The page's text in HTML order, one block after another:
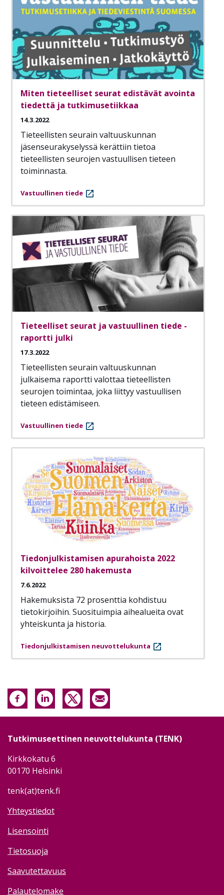
Miten tieteelliset seurat edistävät avointa
tiedettä ja tutkimusetiikkaa
14.3.2022
Tieteellisten seurain valtuuskunnan
jäsenseurakyselyssä kerättiin tietoa
tieteellisten seurojen vastuullisen tieteen
toiminnasta.
Vastuullinen tiede
Tieteelliset seurat ja vastuullinen tiede -
raportti julki
17.3.2022
Tieteellisten seurain valtuuskunnan
julkaisema raportti valottaa tieteellisten
seurojen toimintaa, joka liittyy vastuullisen
tieteen edistämiseen.
Vastuullinen tiede
Tiedonjulkistamisen apurahoista 2022
kilvoittelee 280 hakemusta
7.6.2022
Hakemuksista 72 prosenttia kohdistuu
tietokirjoihin. Suosituimpia aihealueita ovat
yhteiskunta ja historia.
Tiedonjulkistamisen neuvottelukunta
Tutkimuseettinen neuvottelukunta (TENK)
Kirkkokatu 6
00170 Helsinki
tenk(at)tenk.fi
Yhteystiedot
Lisensointi
Tietosuoja
Saavutettavuus
Palautelomake